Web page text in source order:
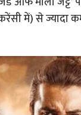
में) से ज्यादा